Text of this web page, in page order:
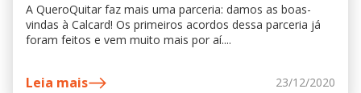
A QueroQuitar faz mais uma parceria: damos as boas-
vindas à Calcard! Os primeiros acordos dessa parceria já
foram feitos e vem muito mais por aí....
Leia mais 23/12/2020